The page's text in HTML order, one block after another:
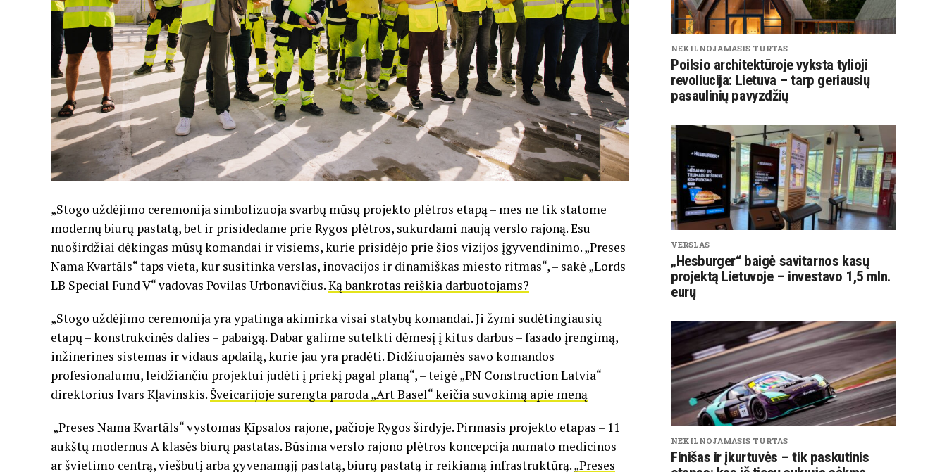
„Stogo uždėjimo ceremonija simbolizuoja svarbų mūsų projekto plėtros etapą – mes ne tik statome
modernų biurų pastatą, bet ir prisidedame prie Rygos plėtros, sukurdami naują verslo rajoną. Esu
nuoširdžiai dėkingas mūsų komandai ir visiems, kurie prisidėjo prie šios vizijos įgyvendinimo. „Preses
Nama Kvartāls“ taps vieta, kur susitinka verslas, inovacijos ir dinamiškas miesto ritmas“, – sakė „Lords
LB Special Fund V“ vadovas Povilas Urbonavičius.Ką bankrotas reiškia darbuotojams?
„Stogo uždėjimo ceremonija yra ypatinga akimirka visai statybų komandai. Ji žymi sudėtingiausių
etapų – konstrukcinės dalies – pabaigą. Dabar galime sutelkti dėmesį į kitus darbus – fasado įrengimą,
inžinerines sistemas ir vidaus apdailą, kurie jau yra pradėti. Didžiuojamės savo komandos
profesionalumu, leidžiančiu projektui judėti į priekį pagal planą“, – teigė „PN Construction Latvia“
direktorius Ivars Kļavinskis. Šveicarijoje surengta paroda „Art Basel“ keičia suvokimą apie meną
„Preses Nama Kvartāls“ vystomas Ķīpsalos rajone, pačioje Rygos širdyje. Pirmasis projekto etapas – 11
aukštų modernus A klasės biurų pastatas. Būsima verslo rajono plėtros koncepcija numato medicinos
ar švietimo centrą, viešbutį arba gyvenamąjį pastatą, biurų pastatą ir reikiamą infrastruktūrą.„Preses
NEKILNOJAMASIS TURTAS
Poilsio architektūroje vyksta tylioji
revoliucija: Lietuva – tarp geriausių
pasaulinių pavyzdžių
VERSLAS
„Hesburger“ baigė savitarnos kasų
projektą Lietuvoje – investavo 1,5 mln.
eurų
NEKILNOJAMASIS TURTAS
Finišas ir įkurtuvės – tik paskutinis